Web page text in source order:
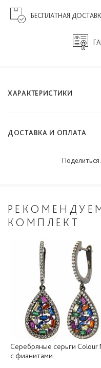
БЕСПЛАТНАЯ
ХАРАКТЕРИСТИКИ
ДОСТАВКА И ОПЛАТА
Поделиться:
КОМПЛЕКТ
Серебряные серьги Colour
с фианитами